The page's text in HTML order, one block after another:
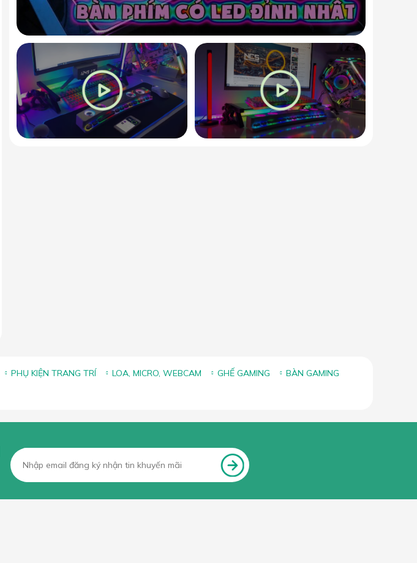
PHỤ KIỆN TRANG TRÍ LOA, MICRO, WEBCAM GHẾ GAMING
BÀN GAMING